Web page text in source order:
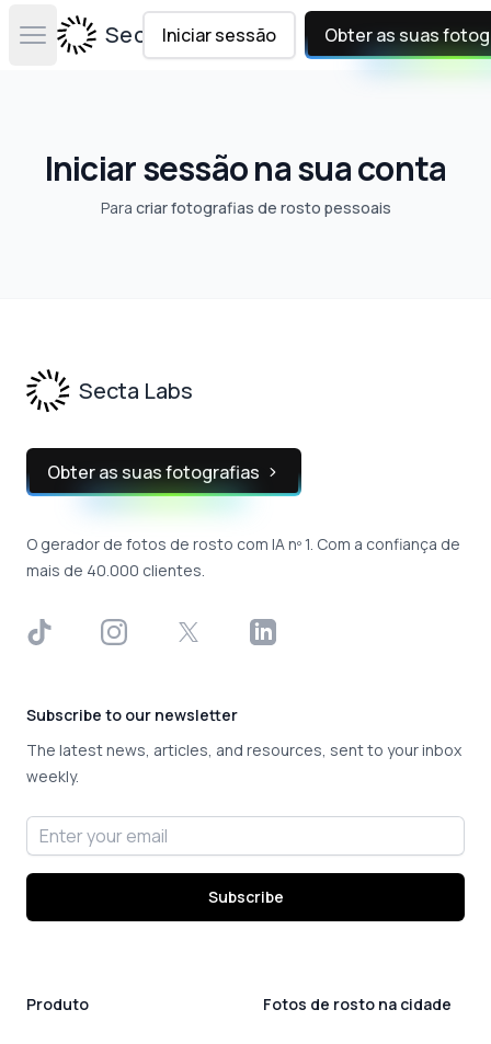
Open main menuSecta Labs
Iniciar sessão Obter as suas
Iniciar sessão na sua conta
Para criar fotografias de rosto pessoais
Secta Labs
Obter as suas fotografias
O gerador de fotos de rosto com IA nº 1. Com a confiança de
mais de 40.000 clientes.
TikTok InstagramX LinkedIn
Subscribe to our newsletter
The latest news, articles, and resources, sent to your inbox
weekly.
Email address
Subscribe
Produto Fotos de rosto na cidade